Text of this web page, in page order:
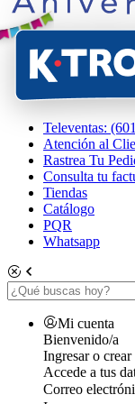
Televentas:
Atención al
Rastrea Tu
Consulta tu
Tiendas
Catálogo
PQR
Whatsapp
Mi cuenta
Bienvenido/a
Ingresar o crear
Accede a tus
Correo